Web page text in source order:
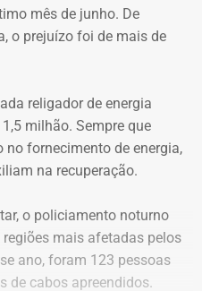
mês de junho. De
o prejuízo foi de mais de
religador de energia
milhão. Sempre que
fornecimento de energia,
na recuperação.
o policiamento noturno
mais afetadas pelos
ano, foram 123 pessoas
de cabos apreendidos.